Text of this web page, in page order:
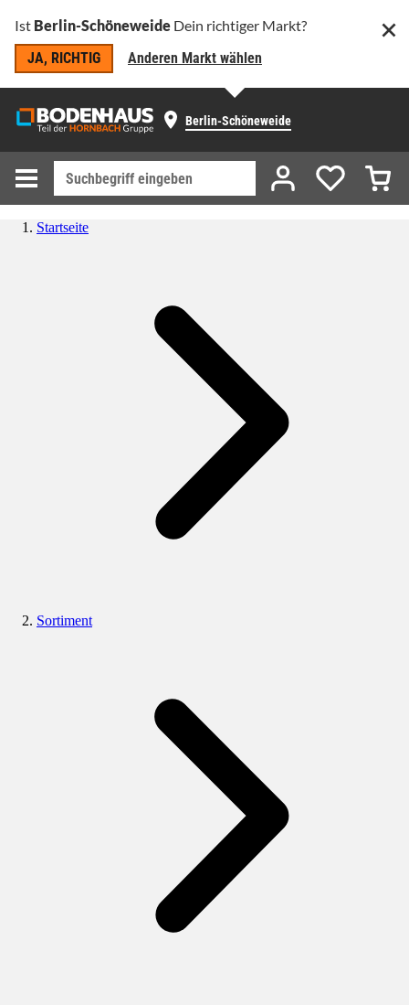
Ist Berlin-Schöneweide Dein richtiger Markt?
JA, RICHTIG
Anderen Markt wählen
Berlin-Schöneweide
Startseite
Sortiment